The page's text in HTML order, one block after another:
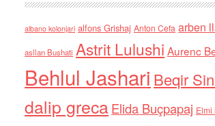
albano kolonjari alfons Grishaj Anton Cefa arben
asllan Bushati Astrit Lulushi Aurenc
Behlul Jashari Beqir
dalip grecaElida Buçpapaj Elmi